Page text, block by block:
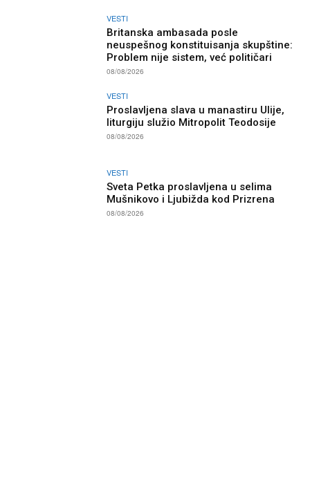
VESTI
Britanska ambasada posle
neuspešnog konstituisanja skupštine:
Problem nije sistem, već političari
08/08/2026
VESTI
Proslavljena slava u manastiru Ulije,
liturgiju služio Mitropolit Teodosije
08/08/2026
VESTI
Sveta Petka proslavljena u selima
Mušnikovo i Ljubižda kod Prizrena
08/08/2026